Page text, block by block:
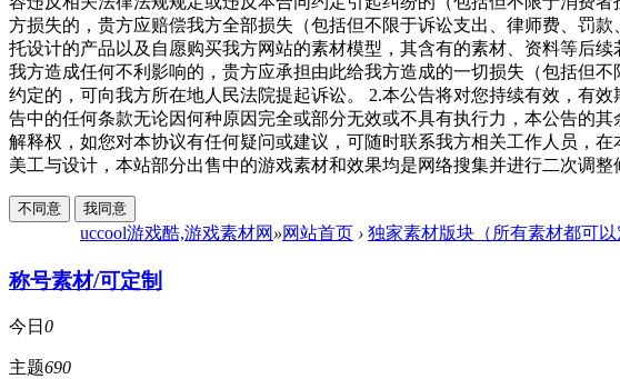
方损失的，贵方应赔偿我方全部损失（包括但不限于诉讼支出、律师费、罚
托设计的产品以及自愿购买我方网站的素材模型，其含有的素材、资料等后
我方造成任何不利影响的，贵方应承担由此给我方造成的一切损失（包括但
约定的，可向我方所在地人民法院提起诉讼。 2.本公告将对您持续有效，有
告中的任何条款无论因何种原因完全或部分无效或不具有执行力，本公告的
解释权，如您对本协议有任何疑问或建议，可随时联系我方相关工作人员，
美工与设计，本站部分出售中的游戏素材和效果均是网络搜集并进行二次调
不同意 我同意
uccool游戏酷,游戏素材网 »网站首页 › 独家素材版块（所有素材都可以
称号素材/可定制
今日 0
主题690